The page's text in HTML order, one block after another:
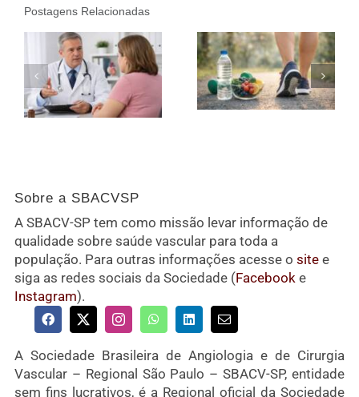
Postagens Relacionadas
Sobre a SBACVSP
A SBACV-SP tem como missão levar informação de
qualidade sobre saúde vascular para toda a
população. Para outras informações acesse o sitee
siga as redes sociais da Sociedade (Facebooke
Instagram).
A Sociedade Brasileira de Angiologia e de Cirurgia
Vascular – Regional São Paulo – SBACV-SP, entidade
sem fins lucrativos, é a Regional oficial da Sociedade